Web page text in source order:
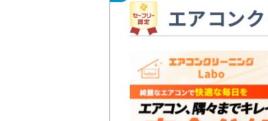
エアコン